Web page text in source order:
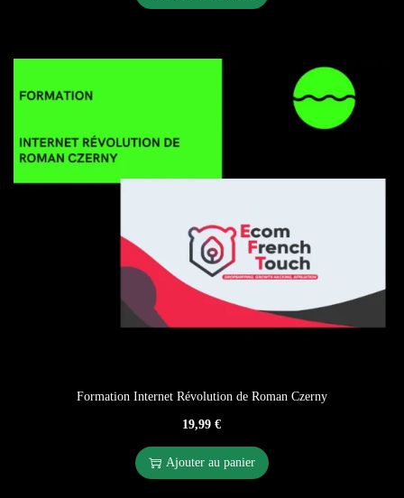
Formation Internet Révolution de Roman Czerny
19,99€
Ajouter au panier